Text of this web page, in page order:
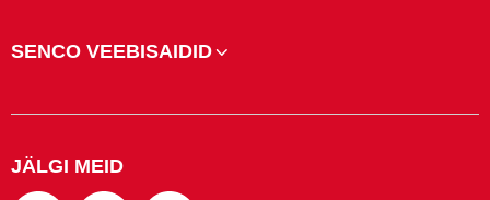
SENCO VEEBISAIDID
JÄLGI MEID